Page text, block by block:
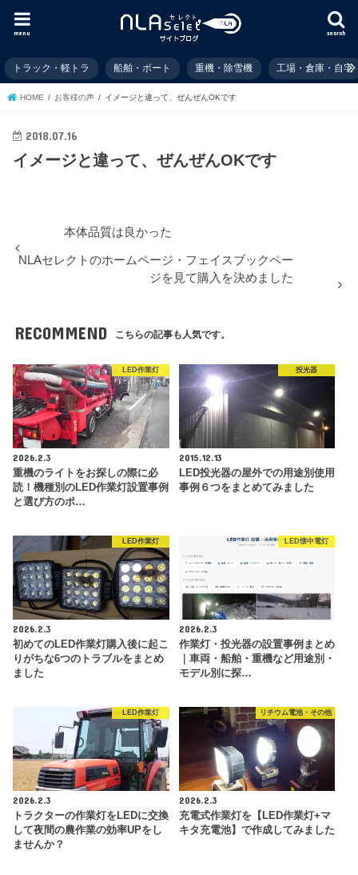
search
menu
トラック・軽トラ 船舶・ボート 重機・除雪機 工場・倉庫・自宅
HOME お客様の声 イメージと違って、ぜんぜんOKです
2018.07.16
イメージと違って、ぜんぜんOKです
本体品質は良かった
NLAセレクトのホームページ・フェイスブックペー
ジを見て購入を決めました
RECOMMEND こちらの記事も人気です。
LED作業灯
2026.2.3
重機のライトをお探しの際に必
読！機種別のLED作業灯設置事例
と選び方のポ…
投光器
2015.12.13
LED投光器の屋外での用途別使用
事例６つをまとめてみました
LED作業灯
2026.2.3
初めてのLED作業灯購入後に起こ
りがちな6つのトラブルをまとめ
ました
LED懐中電灯
2026.2.3
作業灯・投光器の設置事例まとめ
｜車両・船舶・重機など用途別・
モデル別に探…
LED作業灯
2026.2.3
トラクターの作業灯をLEDに交換
して夜間の農作業の効率UPをし
ませんか？
リチウム電池・その他
2026.2.3
充電式作業灯を【LED作業灯+マ
キタ充電池】で作成してみました